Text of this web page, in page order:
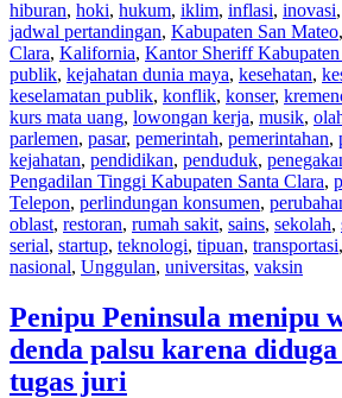
hiburan, hoki, hukum, iklim, inflasi, inovasi,
jadwal pertandingan, Kabupaten San Mateo,
Clara, Kalifornia, Kantor Sheriff
publik, kejahatan dunia maya, kesehatan,
keselamatan publik, konflik, konser,
kurs mata uang, lowongan kerja, musik,
parlemen, pasar, pemerintah, pemerintahan,
kejahatan, pendidikan, penduduk,
Pengadilan Tinggi Kabupaten Santa Clara,
Telepon, perlindungan konsumen,
oblast, restoran, rumah sakit, sains, sekolah,
serial, startup, teknologi, tipuan, transportasi,
nasional, Unggulan, universitas, vaksin
Penipu Peninsula menipu
denda palsu karena
tugas juri